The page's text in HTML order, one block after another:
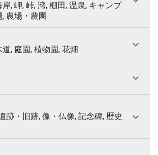
, 岬, 峠, 湾, 棚田, 温泉, キャンプ
, 農場・農園
, 庭園, 植物園, 花畑
跡・旧跡, 像・仏像, 記念碑, 歴史